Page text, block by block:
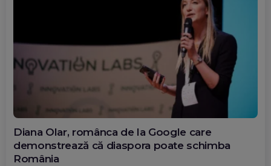
Diana Olar, românca de la Google care
demonstrează că diaspora poate schimba
România